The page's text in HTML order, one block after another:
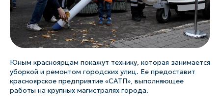
Юным красноярцам покажут технику, которая занимается
уборкой и ремонтом городских улиц. Ее предоставит
красноярское предприятие «САТП», выполняющее
работы на крупных магистралях города.